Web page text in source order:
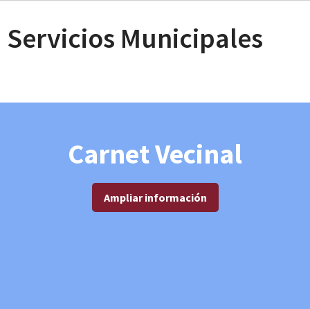
Servicios Municipales
Carnet Vecinal
Ampliar información